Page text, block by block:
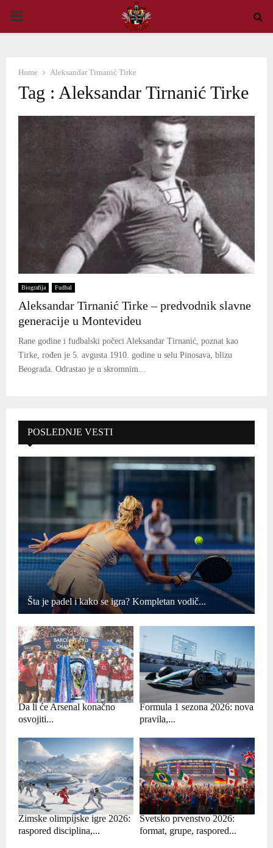
PRIMARY
Home Aleksandar Tirnanić Tirke
Tag : Aleksandar Tirnanić Tirke
Biografija Fudbal
Aleksandar Tirnanić Tirke – predvodnik slavne
generacije u Montevideu
Rane godine i fudbalski počeci Aleksandar Tirnanić, poznat kao
Tirke, rođen je 5. avgusta 1910. godine u selu Pinosava, blizu
Beograda. Odrastao je u skromnim...
POSLEDNJE VESTI
Šta je padel i kako se igra? Kompletan vodič...
Da li će Arsenal konačno
osvojiti...
Formula 1 sezona 2026: nova
pravila,...
Zimske olimpijske igre 2026:
raspored disciplina,...
Svetsko prvenstvo 2026:
format, grupe, raspored...